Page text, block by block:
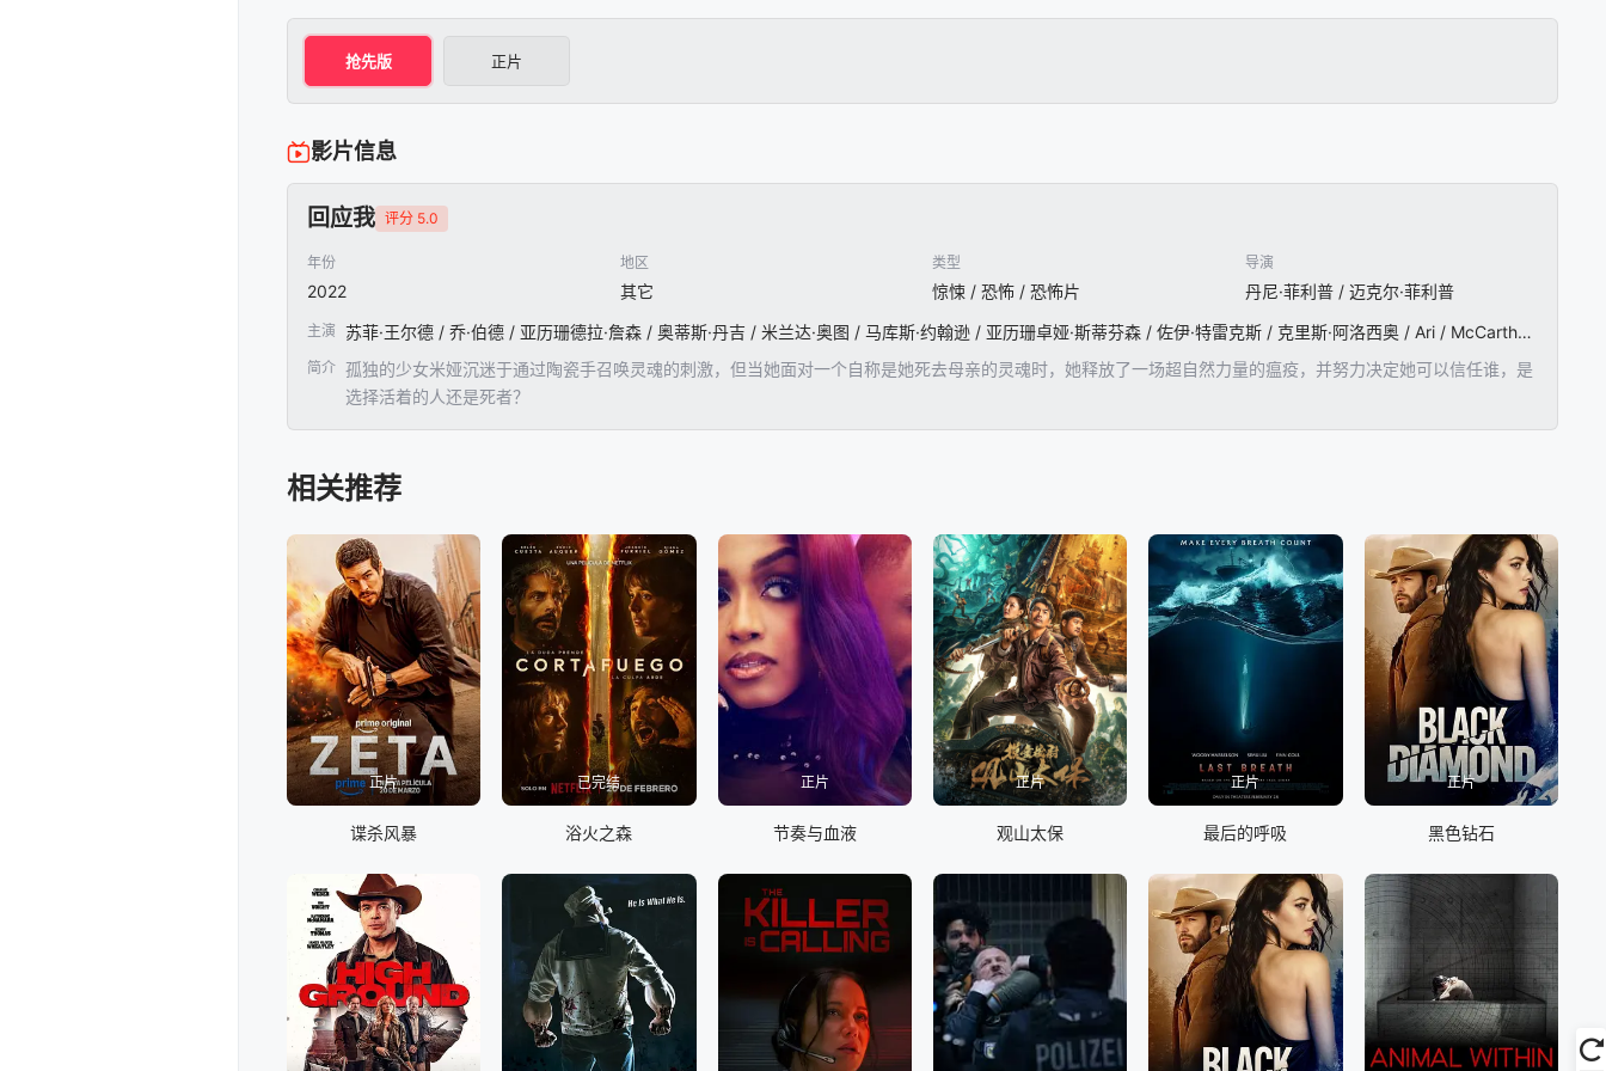
抢先版 正片
影片信息
回应我 评分 5.0
年份
2022
地区
其它
类型
惊悚 / 恐怖 / 恐怖片
导演
丹尼·菲利普 / 迈克尔·菲利普
主演 苏菲·王尔德 / 乔·伯德 / 亚历珊德拉·詹森 / 奥蒂斯·丹吉 / 米兰达·奥图 / 马库斯·约翰逊 / 亚历珊卓娅·斯蒂芬森 / 佐伊·特雷克斯 / 克里斯·阿洛西奥 / Ari / McCarthy / Sunny / Johnson / James / Oliver / Cass / Cumerford / Jett / Gazley / Kit / Erhart-Bruce / Jodie / Dry
简介 孤独的少女米娅沉迷于通过陶瓷手召唤灵魂的刺激，但当她面对一个自称是她死去母亲的灵魂时，她释放了一场超自然力量的瘟疫，并努力决定她可以信任谁，是
选择活着的人还是死者？
相关推荐
正片
谍杀风暴
已完结
浴火之森
正片
节奏与血液
正片
观山太保
正片
最后的呼吸
正片
黑色钻石